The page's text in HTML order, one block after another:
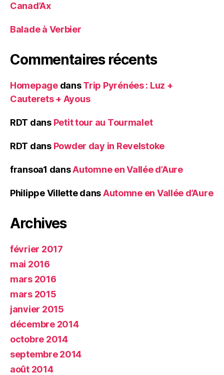
Canad’Ax
Balade à Verbier
Commentaires récents
HomepagedansTrip Pyrénées : Luz +
Cauterets + Ayous
RDT dans Petit tour au Tourmalet
RDT dans Powder day in Revelstoke
fransoa1 dansAutomne en Vallée d’Aure
Philippe VillettedansAutomne en Vallée d’Aure
Archives
février 2017
mai 2016
mars 2016
mars 2015
janvier 2015
décembre 2014
octobre 2014
septembre 2014
août 2014